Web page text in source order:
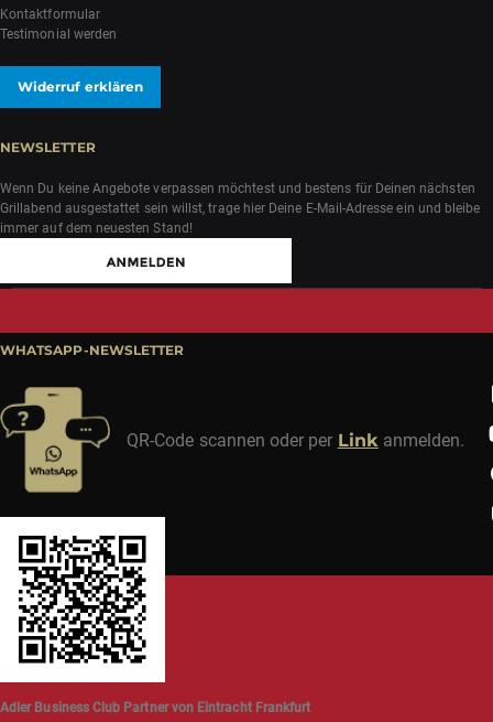
Kontaktformular
Testimonial werden
Widerruf erklären
NEWSLETTER
Wenn Du keine Angebote verpassen möchtest und bestens für Deinen nächsten
Grillabend ausgestattet sein willst, trage hier Deine E-Mail-Adresse ein und bleibe
immer auf dem neuesten Stand!
WHATSAPP-NEWSLETTER
QR-Code scannen oder per Linkanmelden.
Adler Business Club Partner von Eintracht Frankfurt